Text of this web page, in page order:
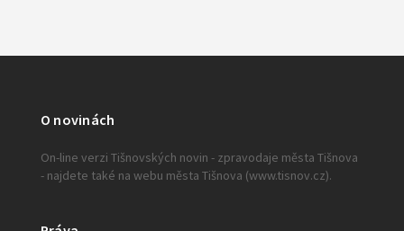
O novinách
On-line verzi Tišnovských novin - zpravodaje města Tišnova
- najdete také na webu města Tišnova (www.tisnov.cz).